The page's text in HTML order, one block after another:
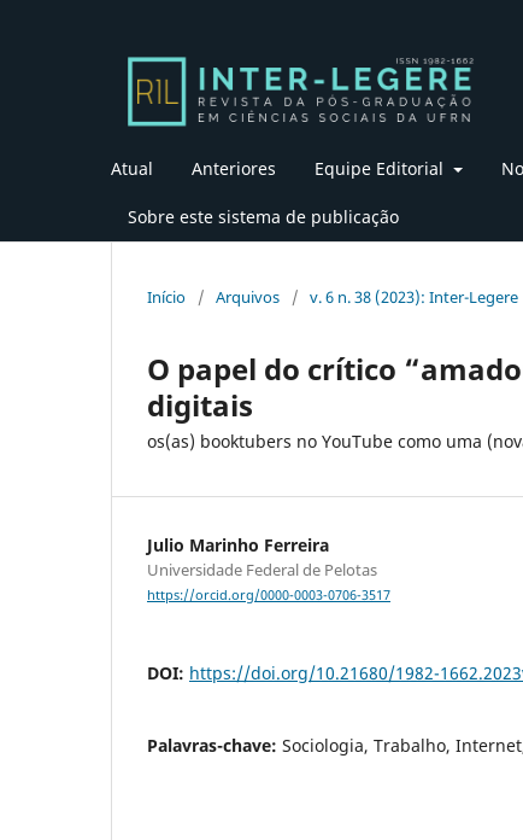
Atual Anteriores Equipe Editorial
Sobre este sistema de publicação
Início / Arquivos / v. 6 n. 38 (2023): Inter-Legere
O papel do crítico
digitais
os(as) booktubers no YouTube como uma
Julio Marinho Ferreira
Universidade Federal de Pelotas
https://orcid.org/0000-0003-0706-3517
DOI: https://doi.org/10.21680/1982-
Palavras-chave: Sociologia, Trabalho,